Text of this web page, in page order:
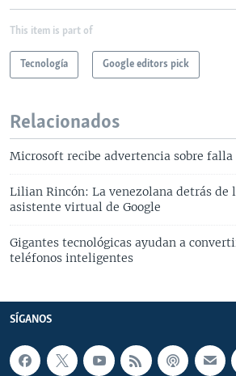
This item is part of
Tecnología Google editors pick
Relacionados
Microsoft recibe advertencia sobre
Lilian Rincón: La venezolana detrás de
asistente virtual de Google
Gigantes tecnológicas ayudan a
teléfonos inteligentes
SÍGANOS